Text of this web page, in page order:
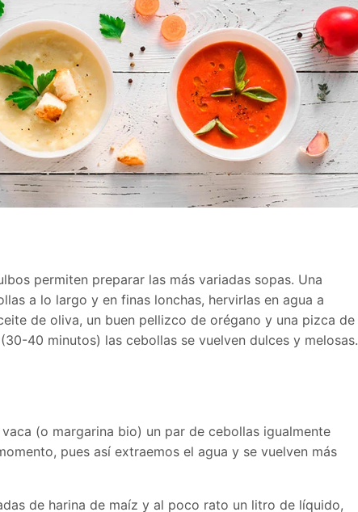
permiten preparar las más variadas sopas. Una
a lo largo y en finas lonchas, hervirlas en agua a
de oliva, un buen pellizco de orégano y una pizca de
40 minutos) las cebollas se vuelven dulces y melosas.
(o margarina bio) un par de cebollas igualmente
pues así extraemos el agua y se vuelven más
de harina de maíz y al poco rato un litro de líquido,